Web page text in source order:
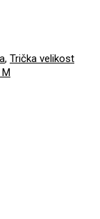
, Trička velikost